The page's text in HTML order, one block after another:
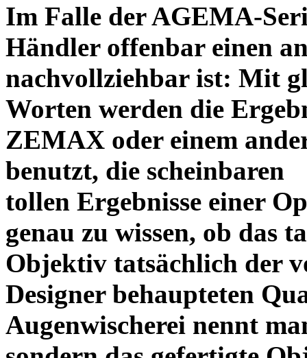
Im Falle der AGEMA-
Händler offenbar einen
nachvollziehbar ist: Mit
Worten werden die
ZEMAX oder einem
benutzt, die scheinbaren
tollen Ergebnisse einer
genau zu wissen, ob das
Objektiv tatsächlich der
Designer behaupteten
Augenwischerei nennt